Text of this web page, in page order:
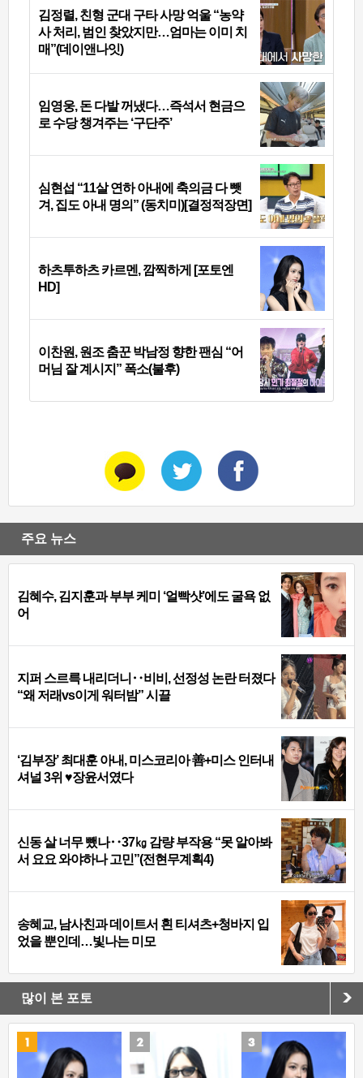
김정렬, 친형 군대 구타 사망 억울 “농약
사 처리, 범인 찾았지만…엄마는 이미 치
매”(데이앤나잇)
임영웅, 돈 다발 꺼냈다…즉석서 현금으
로 수당 챙겨주는 ‘구단주’
심현섭 “11살 연하 아내에 축의금 다 뺏
겨, 집도 아내 명의” (동치미)[결정적장면]
하츠투하츠 카르멘, 깜찍하게 [포토엔
HD]
이찬원, 원조 춤꾼 박남정 향한 팬심 “어
머님 잘 계시지” 폭소(불후)
주요 뉴스
김혜수, 김지훈과 부부 케미 ‘얼빡샷’에도 굴욕 없
어
지퍼 스르륵 내리더니‥비비, 선정성 논란 터졌다
“왜 저래vs이게 워터밤” 시끌
‘김부장’ 최대훈 아내, 미스코리아 善+미스 인터내
셔널 3위 ♥장윤서였다
신동 살 너무 뺐나‥37㎏ 감량 부작용 “못 알아봐
서 요요 와야하나 고민”(전현무계획4)
송혜교, 남사친과 데이트서 흰 티셔츠+청바지 입
었을 뿐인데…빛나는 미모
많이 본 포토